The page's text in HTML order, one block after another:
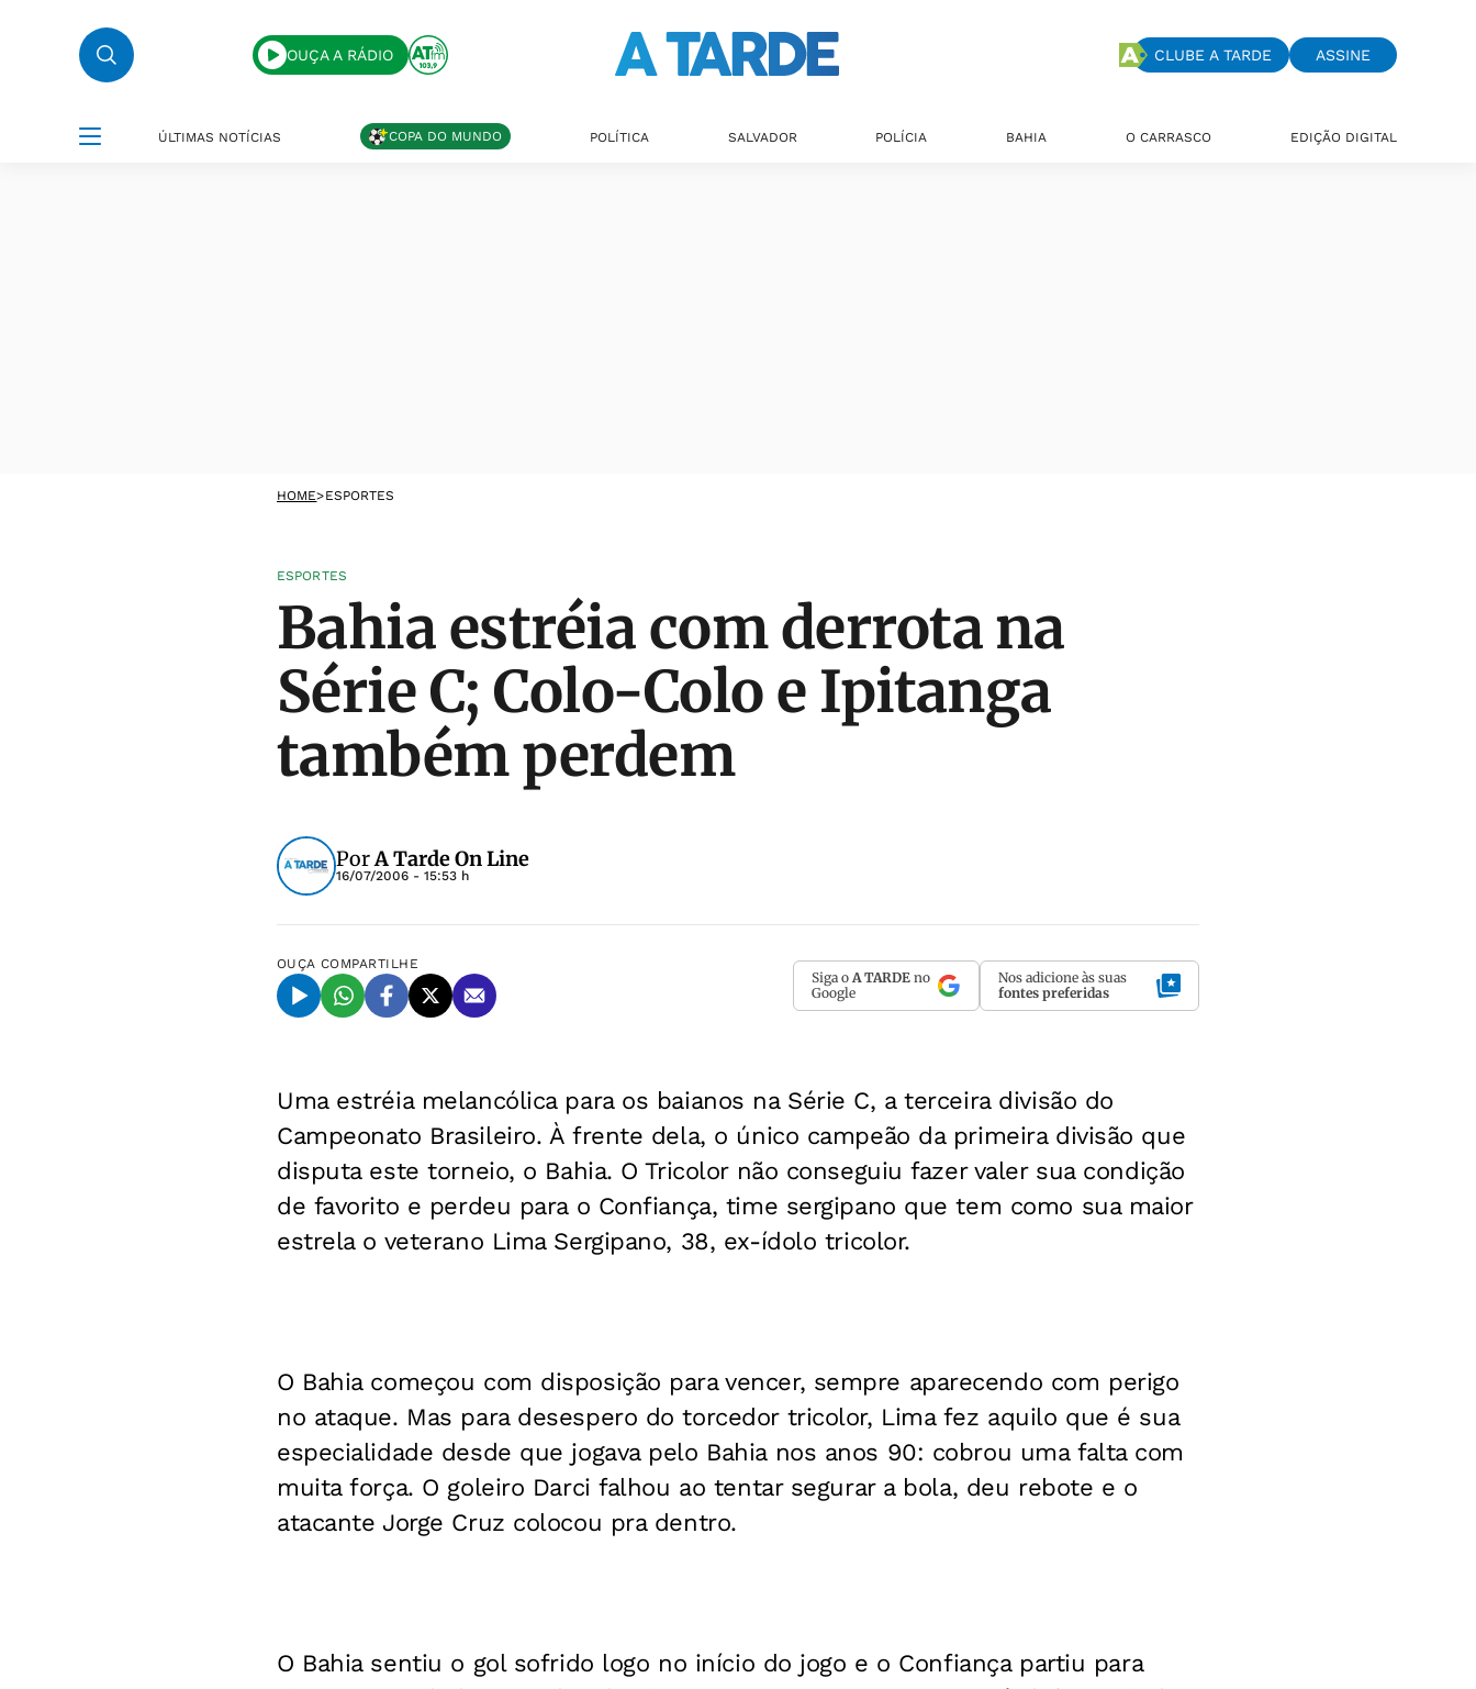
OUÇA A RÁDIO CLUBE A TARDE ASSINE
ÚLTIMAS NOTÍCIAS COPA DO MUNDO POLÍTICA SALVADOR POLÍCIA BAHIA O CARRASCO EDIÇÃO DIGITAL
HOME>ESPORTES
ESPORTES
Bahia estréia com derrota na
Série C; Colo-Colo e Ipitanga
também perdem
PorA Tarde On Line
16/07/2006 - 15:53 h
OUÇA COMPARTILHE
Siga o A TARDE no
Google
Nos adicione às suas
fontes preferidas
Uma estréia melancólica para os baianos na Série C, a terceira divisão do
Campeonato Brasileiro. À frente dela, o único campeão da primeira divisão que
disputa este torneio, o Bahia. O Tricolor não conseguiu fazer valer sua condição
de favorito e perdeu para o Confiança, time sergipano que tem como sua maior
estrela o veterano Lima Sergipano, 38, ex-ídolo tricolor.
O Bahia começou com disposição para vencer, sempre aparecendo com perigo
no ataque. Mas para desespero do torcedor tricolor, Lima fez aquilo que é sua
especialidade desde que jogava pelo Bahia nos anos 90: cobrou uma falta com
muita força. O goleiro Darci falhou ao tentar segurar a bola, deu rebote e o
atacante Jorge Cruz colocou pra dentro.
O Bahia sentiu o gol sofrido logo no início do jogo e o Confiança partiu para